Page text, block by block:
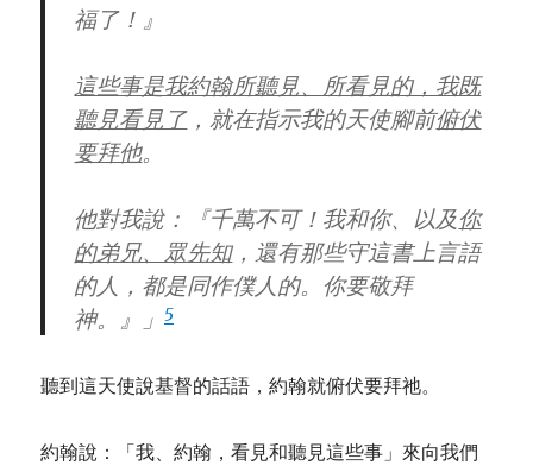
福了！』
這些事是我約翰所聽見、所看見的，我既
聽見看見了，就在指示我的天使腳前俯伏
要拜他。
他對我說：『千萬不可！我和你、以及你
的弟兄、眾先知，還有那些守這書上言語
的人，都是同作僕人的。你要敬拜
神。』」5
聽到這天使說基督的話語，約翰就俯伏要拜祂。
約翰說：「我、約翰，看見和聽見這些事」來向我們